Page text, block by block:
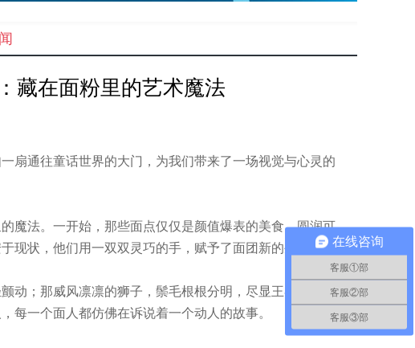
在面粉里的艺术魔法
扇通往童话世界的大门，为我们带来了一场视觉与心灵的
魔法。一开始，那些面点仅仅是颜值爆表的美食，圆润可
现状，他们用一双双灵巧的手，赋予了面团新的生命。
动；那威风凛凛的狮子，鬃毛根根分明，尽显王者风范。
每一个面人都仿佛在诉说着一个动人的故事。
在线咨询
客服①部
客服②部
客服③部